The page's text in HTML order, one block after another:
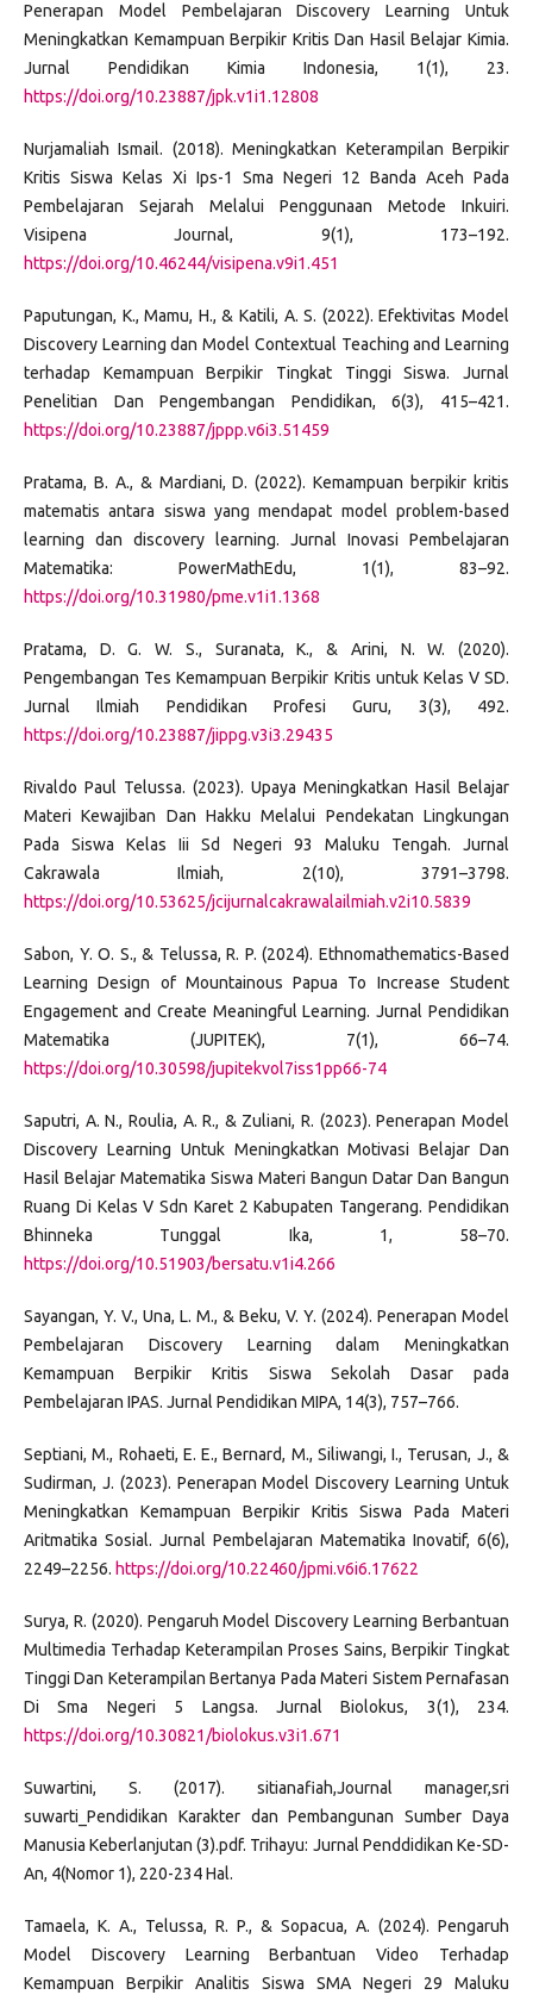
Penerapan Model Pembelajaran Discovery Learning Untuk
Meningkatkan Kemampuan Berpikir Kritis Dan Hasil Belajar Kimia.
Jurnal Pendidikan Kimia Indonesia, 1(1), 23.
https://doi.org/10.23887/jpk.v1i1.12808
Nurjamaliah Ismail. (2018). Meningkatkan Keterampilan Berpikir
Kritis Siswa Kelas Xi Ips-1 Sma Negeri 12 Banda Aceh Pada
Pembelajaran Sejarah Melalui Penggunaan Metode Inkuiri.
Visipena Journal, 9(1), 173–192.
https://doi.org/10.46244/visipena.v9i1.451
Paputungan, K., Mamu, H., & Katili, A. S. (2022). Efektivitas Model
Discovery Learning dan Model Contextual Teaching and Learning
terhadap Kemampuan Berpikir Tingkat Tinggi Siswa. Jurnal
Penelitian Dan Pengembangan Pendidikan, 6(3), 415–421.
https://doi.org/10.23887/jppp.v6i3.51459
Pratama, B. A., & Mardiani, D. (2022). Kemampuan berpikir kritis
matematis antara siswa yang mendapat model problem-based
learning dan discovery learning. Jurnal Inovasi Pembelajaran
Matematika: PowerMathEdu, 1(1), 83–92.
https://doi.org/10.31980/pme.v1i1.1368
Pratama, D. G. W. S., Suranata, K., & Arini, N. W. (2020).
Pengembangan Tes Kemampuan Berpikir Kritis untuk Kelas V SD.
Jurnal Ilmiah Pendidikan Profesi Guru, 3(3), 492.
https://doi.org/10.23887/jippg.v3i3.29435
Rivaldo Paul Telussa. (2023). Upaya Meningkatkan Hasil Belajar
Materi Kewajiban Dan Hakku Melalui Pendekatan Lingkungan
Pada Siswa Kelas Iii Sd Negeri 93 Maluku Tengah. Jurnal
Cakrawala Ilmiah, 2(10), 3791–3798.
https://doi.org/10.53625/jcijurnalcakrawalailmiah.v2i10.5839
Sabon, Y. O. S., & Telussa, R. P. (2024). Ethnomathematics-Based
Learning Design of Mountainous Papua To Increase Student
Engagement and Create Meaningful Learning. Jurnal Pendidikan
Matematika (JUPITEK), 7(1), 66–74.
https://doi.org/10.30598/jupitekvol7iss1pp66-74
Saputri, A. N., Roulia, A. R., & Zuliani, R. (2023). Penerapan Model
Discovery Learning Untuk Meningkatkan Motivasi Belajar Dan
Hasil Belajar Matematika Siswa Materi Bangun Datar Dan Bangun
Ruang Di Kelas V Sdn Karet 2 Kabupaten Tangerang. Pendidikan
Bhinneka Tunggal Ika, 1, 58–70.
https://doi.org/10.51903/bersatu.v1i4.266
Sayangan, Y. V., Una, L. M., & Beku, V. Y. (2024). Penerapan Model
Pembelajaran Discovery Learning dalam Meningkatkan
Kemampuan Berpikir Kritis Siswa Sekolah Dasar pada
Pembelajaran IPAS. Jurnal Pendidikan MIPA, 14(3), 757–766.
Septiani, M., Rohaeti, E. E., Bernard, M., Siliwangi, I., Terusan, J., &
Sudirman, J. (2023). Penerapan Model Discovery Learning Untuk
Meningkatkan Kemampuan Berpikir Kritis Siswa Pada Materi
Aritmatika Sosial. Jurnal Pembelajaran Matematika Inovatif, 6(6),
2249–2256. https://doi.org/10.22460/jpmi.v6i6.17622
Surya, R. (2020). Pengaruh Model Discovery Learning Berbantuan
Multimedia Terhadap Keterampilan Proses Sains, Berpikir Tingkat
Tinggi Dan Keterampilan Bertanya Pada Materi Sistem Pernafasan
Di Sma Negeri 5 Langsa. Jurnal Biolokus, 3(1), 234.
https://doi.org/10.30821/biolokus.v3i1.671
Suwartini, S. (2017). sitianafiah,Journal manager,sri
suwarti_Pendidikan Karakter dan Pembangunan Sumber Daya
Manusia Keberlanjutan (3).pdf. Trihayu: Jurnal Penddidikan Ke-SD-
An, 4(Nomor 1), 220-234 Hal.
Tamaela, K. A., Telussa, R. P., & Sopacua, A. (2024). Pengaruh
Model Discovery Learning Berbantuan Video Terhadap
Kemampuan Berpikir Analitis Siswa SMA Negeri 29 Maluku